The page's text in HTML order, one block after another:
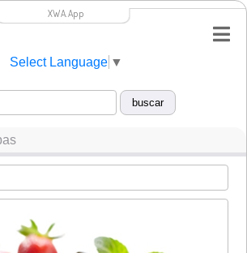
XWA.App
Select Language ▼